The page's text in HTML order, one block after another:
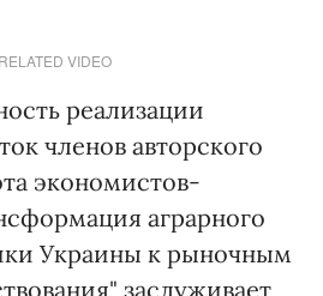
RELATED VIDEO
реализации
членов авторского
экономистов-
аграрного
Украины к рыночным
заслуживает